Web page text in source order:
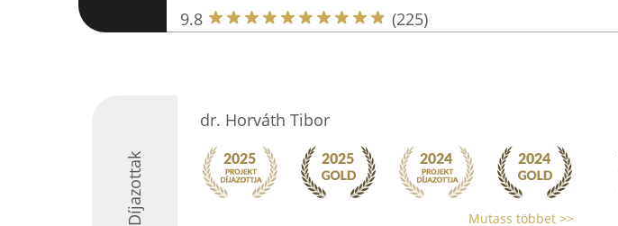
9.8 (225)
Díjazottak
dr. Horváth Tibor
Mutass többet >>